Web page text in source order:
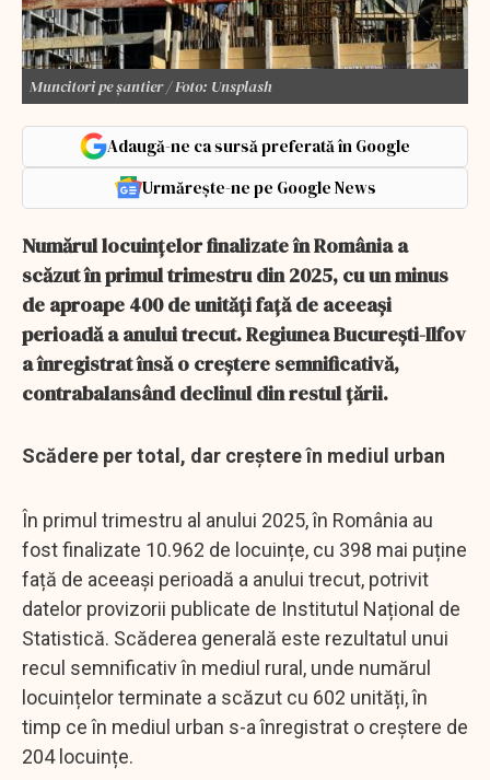
Muncitori pe șantier / Foto: Unsplash
Adaugă-ne ca sursă preferată în Google
Urmărește-ne pe Google News
Numărul locuințelor finalizate în România a
scăzut în primul trimestru din 2025, cu un minus
de aproape 400 de unități față de aceeași
perioadă a anului trecut. Regiunea București-Ilfov
a înregistrat însă o creștere semnificativă,
contrabalansând declinul din restul țării.
Scădere per total, dar creștere în mediul urban
În primul trimestru al anului 2025, în România au
fost finalizate 10.962 de locuințe, cu 398 mai puține
față de aceeași perioadă a anului trecut, potrivit
datelor provizorii publicate de Institutul Național de
Statistică. Scăderea generală este rezultatul unui
recul semnificativ în mediul rural, unde numărul
locuințelor terminate a scăzut cu 602 unități, în
timp ce în mediul urban s-a înregistrat o creștere de
204 locuințe.